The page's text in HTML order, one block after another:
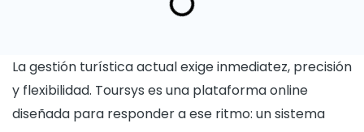
La gestión turística actual exige inmediatez, precisión
y flexibilidad. Toursys es una plataforma online
diseñada para responder a ese ritmo: un sistema